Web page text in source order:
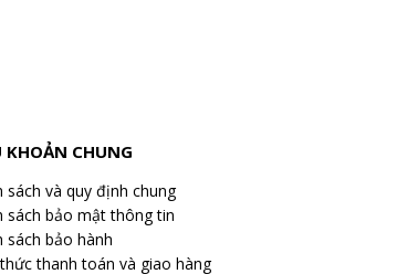
KHOẢN CHUNG
sách và quy định chung
sách bảo mật thông tin
sách bảo hành
thanh toán và giao hàng